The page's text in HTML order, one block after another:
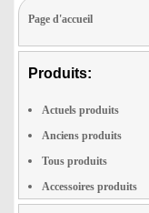
Page d'accueil
Produits:
Actuels produits
Anciens produits
Tous produits
Accessoires produits